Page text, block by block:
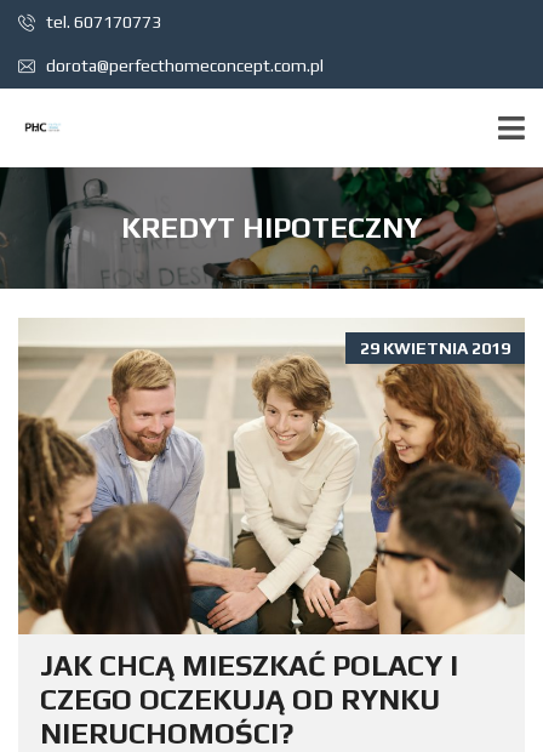
tel. 607170773
dorota@perfecthomeconcept.com.pl
KREDYT HIPOTECZNY
29 KWIETNIA 2019
JAK CHCĄ MIESZKAĆ POLACY I
CZEGO OCZEKUJĄ OD RYNKU
NIERUCHOMOŚCI?